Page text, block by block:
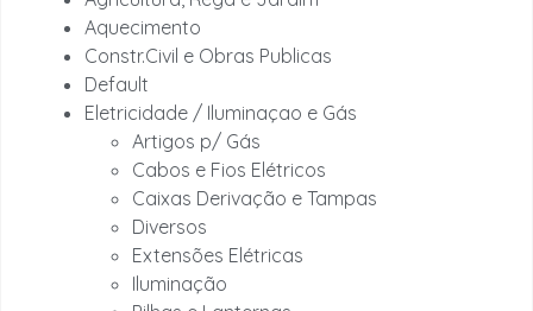
Aquecimento
Constr.Civil e Obras Publicas
Default
Eletricidade / Iluminaçao e Gás
Artigos p/ Gás
Cabos e Fios Elétricos
Caixas Derivação e Tampas
Diversos
Extensões Elétricas
Iluminação